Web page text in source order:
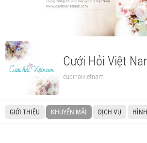
Cưới Hỏi Việt
cuoihoivietnam
GIỚI THIỆU KHUYẾN MÃI DỊCH VỤ